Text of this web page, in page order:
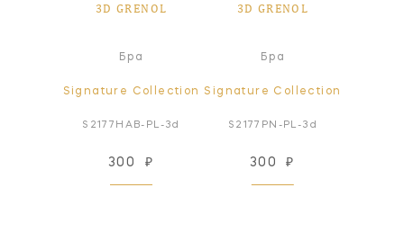
3D GRENOL
Бра
Signature Collection
S2177HAB-PL-3d
300 ₽
3D GRENOL
Бра
Signature Collection
S2177PN-PL-3d
300 ₽